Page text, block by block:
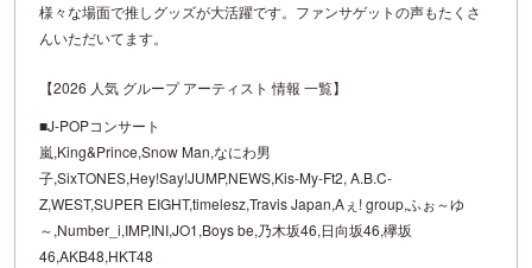
様々な場面で推しグッズが大活躍です。ファンサゲットの声もたくさ
んいただいてます。
【2026 人気 グループ アーティスト 情報 一覧】
■J-POPコンサート
嵐,King&Prince,Snow Man,なにわ男
子,SixTONES,Hey!Say!JUMP,NEWS,Kis-My-Ft2, A.B.C-
Z,WEST,SUPER EIGHT,timelesz,Travis Japan,Aぇ! group,ふぉ～ゆ
～,Number_i,IMP,INI,JO1,Boys be,乃木坂46,日向坂46,欅坂
46,AKB48,HKT48